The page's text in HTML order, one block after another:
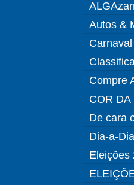
Autos &
Carnaval
Compre
COR DA
De cara
Dia-a-Dia
Eleições